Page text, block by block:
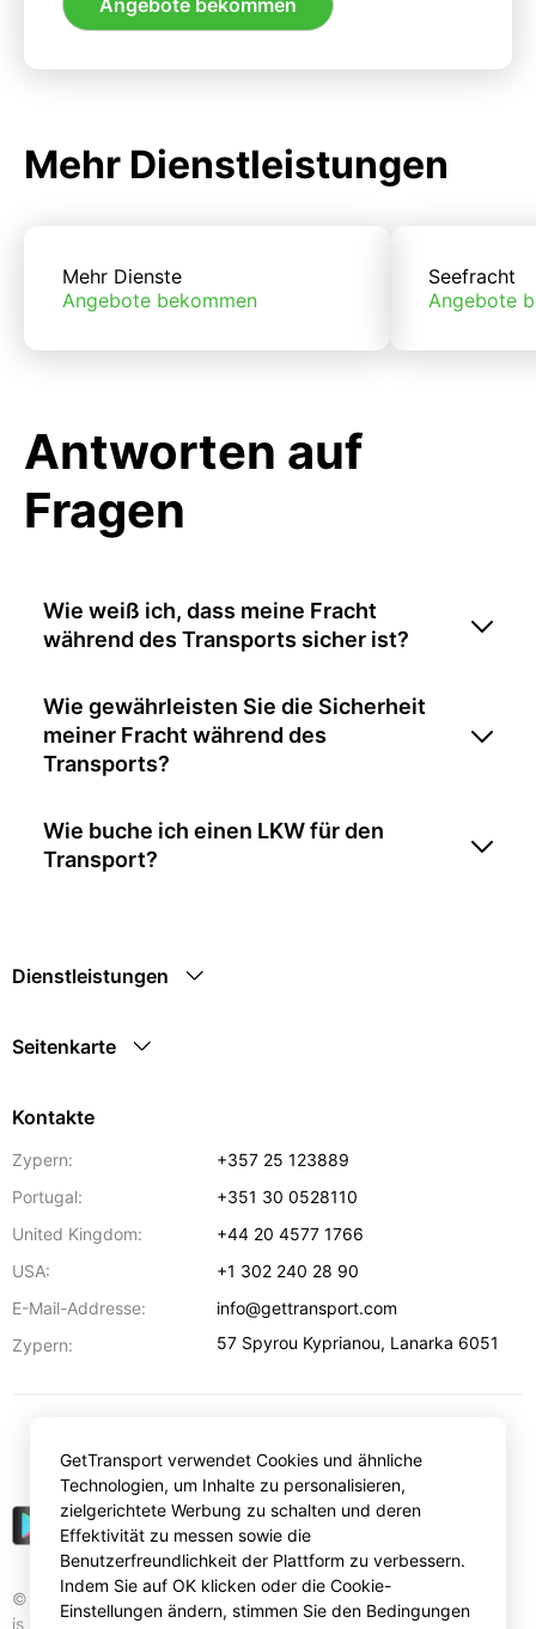
Mehr Dienstleistungen
Mehr Dienste
Angebote bekommen
Seefracht
Angebote
Antworten auf
Fragen
Wie weiß ich, dass meine Fracht
während des Transports sicher ist?
Wie gewährleisten Sie die Sicherheit
meiner Fracht während des
Transports?
Wie buche ich einen LKW für den
Transport?
Dienstleistungen
Seitenkarte
Kontakte
Zypern:
+357 25 123889
Portugal:
+351 30 0528110
United Kingdom:
+44 20 4577 1766
USA:
+1 302 240 28 90
E-Mail-Addresse:
info@gettransport.com
Zypern:
57 Spyrou Kyprianou, Lanarka 6051
© Gettransport International Limited. GetTransport®
is trademark of Gettransport International Limited.
EURGetTransport verwendet Cookies und ähnliche
Technologien, um Inhalte zu personalisieren,
zielgerichtete Werbung zu schalten und deren
Effektivität zu messen sowie die
Benutzerfreundlichkeit der Plattform zu verbessern.
Indem Sie auf OK klicken oder die Cookie-
Einstellungen ändern, stimmen Sie den Bedingungen